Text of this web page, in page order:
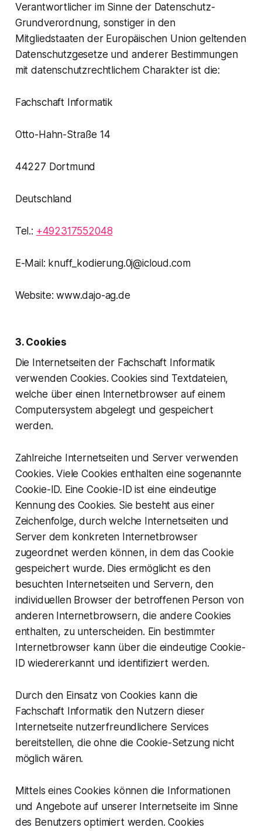
Verantwortlicher im Sinne der Datenschutz-
Grundverordnung, sonstiger in den
Mitgliedstaaten der Europäischen Union geltenden
Datenschutzgesetze und anderer Bestimmungen
mit datenschutzrechtlichem Charakter ist die:
Fachschaft Informatik
Otto-Hahn-Straße 14
44227 Dortmund
Deutschland
Tel.: +492317552048
E-Mail: knuff_kodierung.0j@icloud.com
Website: www.dajo-ag.de
3. Cookies
Die Internetseiten der Fachschaft Informatik
verwenden Cookies. Cookies sind Textdateien,
welche über einen Internetbrowser auf einem
Computersystem abgelegt und gespeichert
werden.
Zahlreiche Internetseiten und Server verwenden
Cookies. Viele Cookies enthalten eine sogenannte
Cookie-ID. Eine Cookie-ID ist eine eindeutige
Kennung des Cookies. Sie besteht aus einer
Zeichenfolge, durch welche Internetseiten und
Server dem konkreten Internetbrowser
zugeordnet werden können, in dem das Cookie
gespeichert wurde. Dies ermöglicht es den
besuchten Internetseiten und Servern, den
individuellen Browser der betroffenen Person von
anderen Internetbrowsern, die andere Cookies
enthalten, zu unterscheiden. Ein bestimmter
Internetbrowser kann über die eindeutige Cookie-
ID wiedererkannt und identifiziert werden.
Durch den Einsatz von Cookies kann die
Fachschaft Informatik den Nutzern dieser
Internetseite nutzerfreundlichere Services
bereitstellen, die ohne die Cookie-Setzung nicht
möglich wären.
Mittels eines Cookies können die Informationen
und Angebote auf unserer Internetseite im Sinne
des Benutzers optimiert werden. Cookies